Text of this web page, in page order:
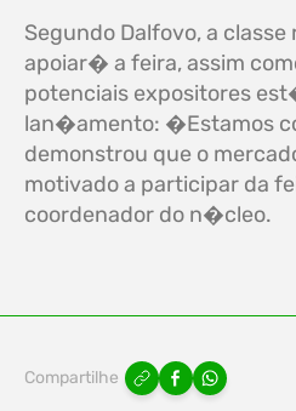
Segundo Dalfovo, a
apoiar� a feira, assim
potenciais expositores
lan�amento: �Estamos
demonstrou que o
motivado a participar da
coordenador do n�cleo.
Compartilhe